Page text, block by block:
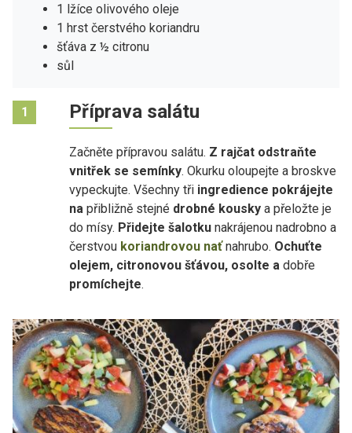
1 lžíce olivového oleje
1 hrst čerstvého koriandru
šťáva z ½ citronu
sůl
1 Příprava salátu
Začněte přípravou salátu. Z rajčat odstraňte
vnitřek se semínky. Okurku oloupejte a broskve
vypeckujte. Všechny tři ingredience pokrájejte
na přibližně stejné drobné kousky a přeložte je
do mísy. Přidejte šalotku nakrájenou nadrobno a
čerstvou koriandrovou naťnahrubo. Ochuťte
olejem, citronovou šťávou, osolte a dobře
promíchejte.